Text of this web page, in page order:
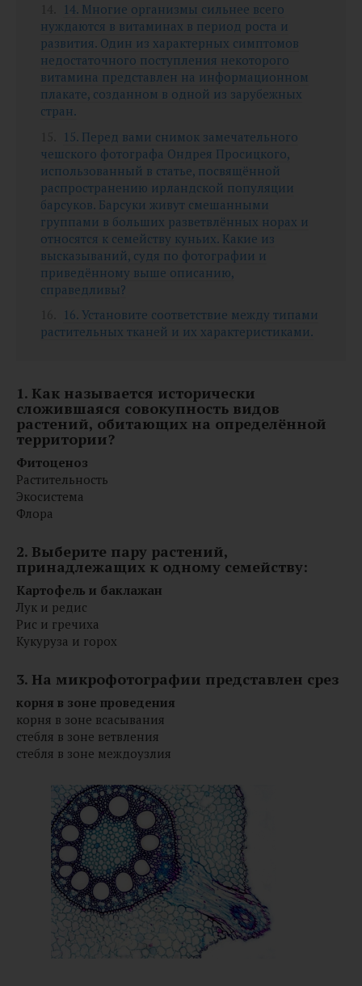
14. Многие организмы сильнее всего
нуждаются в витаминах в период роста и
развития. Один из характерных симптомов
недостаточного поступления некоторого
витамина представлен на информационном
плакате, созданном в одной из зарубежных
стран.
15. Перед вами снимок замечательного
чешского фотографа Ондрея Просицкого,
использованный в статье, посвящённой
распространению ирландской популяции
барсуков. Барсуки живут смешанными
группами в больших разветвлённых норах и
относятся к семейству куньих. Какие из
высказываний, судя по фотографии и
приведённому выше описанию,
справедливы?
16. Установите соответствие между типами
растительных тканей и их характеристиками.
1. Как называется исторически
сложившаяся совокупность видов
растений, обитающих на определённой
территории?
Фитоценоз
Растительность
Экосистема
Флора
2. Выберите пару растений,
принадлежащих к одному семейству:
Картофель и баклажан
Лук и редис
Рис и гречиха
Кукуруза и горох
3. На микрофотографии представлен срез
корня в зоне проведения
корня в зоне всасывания
стебля в зоне ветвления
стебля в зоне междоузлия